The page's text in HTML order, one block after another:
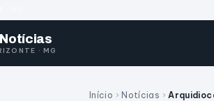
· MG
Início › Notícias ›